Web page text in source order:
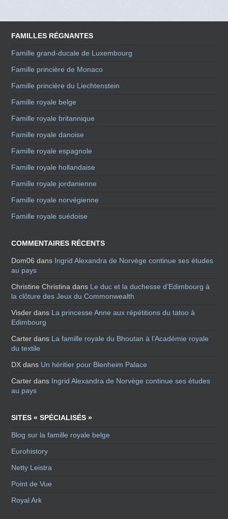
FAMILLES RÉGNANTES
Famille grand-ducale de Luxembourg
Famille princière de Monaco
Famille princière du Liechtenstein
Famille royale belge
Famille royale britannique
Famille royale danoise
Famille royale espagnole
Famille royale hollandaise
Famille royale jordanienne
Famille royale norvégienne
Famille royale suédoise
COMMENTAIRES RÉCENTS
Dom06 dans Ingrid Alexandra de Norvège continue ses études
au pays
Christine Christina dans Le duc et la duchesse d’Edimbourg à
la clôture des Jeux du Commonwealth
Visder dans La princesse Anne aux répétitions du tatoo à
Edimbourg
Carter dans La famille royale du Bhoutan à l’Académie royale
du textile
DX dans Un héritier pour Blenheim Palace
Carter dans Ingrid Alexandra de Norvège continue ses études
au pays
SITES « SPÉCIALISÉS »
Blog sur la famille royale belge
Eurohistory
Netty Leistra
Point de Vue
Royal Ark